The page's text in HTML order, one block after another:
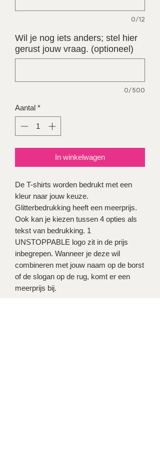
0/12
Wil je nog iets anders; stel hier
gerust jouw vraag. (optioneel)
0/500
Aantal *
In winkelwagen
De T-shirts worden bedrukt met een
kleur naar jouw keuze.
Glitterbedrukking heeft een meerprijs.
Ook kan je kiezen tussen 4 opties als
tekst van bedrukking. 1
UNSTOPPABLE logo zit in de prijs
inbegrepen. Wanneer je deze wil
combineren met jouw naam op de borst
of de slogan op de rug, komt er een
meerprijs bij.